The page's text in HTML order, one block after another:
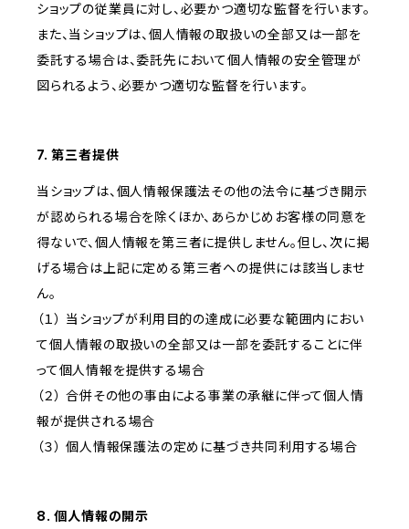
ショップの従業員に対し、必要かつ適切な監督を行います。
また、当ショップは、個人情報の取扱いの全部又は一部を
委託する場合は、委託先において個人情報の安全管理が
図られるよう、必要かつ適切な監督を行います。
7. 第三者提供
当ショップは、個人情報保護法その他の法令に基づき開示
が認められる場合を除くほか、あらかじめお客様の同意を
得ないで、個人情報を第三者に提供しません。但し、次に掲
げる場合は上記に定める第三者への提供には該当しませ
ん。
（１） 当ショップが利用目的の達成に必要な範囲内におい
て個人情報の取扱いの全部又は一部を委託することに伴
って個人情報を提供する場合
（２） 合併その他の事由による事業の承継に伴って個人情
報が提供される場合
（３） 個人情報保護法の定めに基づき共同利用する場合
8. 個人情報の開示